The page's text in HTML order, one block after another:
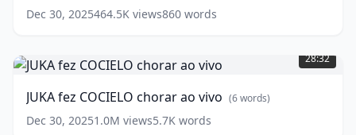
words)
Dec 30, 2025464.5K views860 words
fez
COCIELO
ao
vivo (6
28:32
JUKA fez COCIELO chorar ao vivo (6words)
Dec 30, 20251.0M views5.7K words